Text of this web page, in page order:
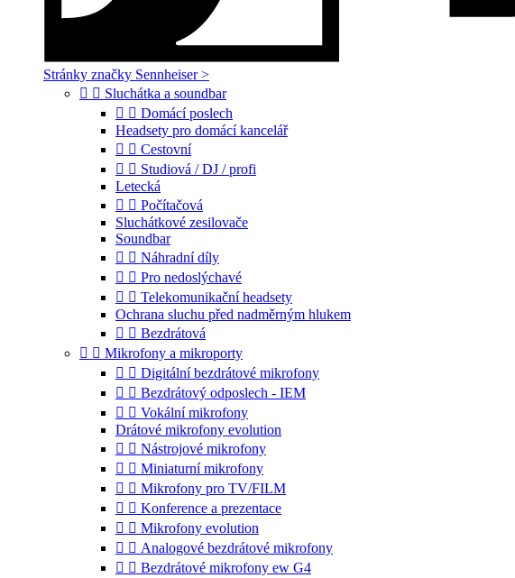
Stránky značky Sennheiser >
  Sluchátka a soundbar
  Domácí poslech
Headsety pro domácí kancelář
  Cestovní
  Studiová / DJ / profi
Letecká
  Počítačová
Sluchátkové zesilovače
Soundbar
  Náhradní díly
  Pro nedoslýchavé
  Telekomunikační headsety
Ochrana sluchu před nadměrným hlukem
  Bezdrátová
  Mikrofony a mikroporty
  Digitální bezdrátové mikrofony
  Bezdrátový odposlech - IEM
  Vokální mikrofony
Drátové mikrofony evolution
  Nástrojové mikrofony
  Miniaturní mikrofony
  Mikrofony pro TV/FILM
  Konference a prezentace
  Mikrofony evolution
  Analogové bezdrátové mikrofony
  Bezdrátové mikrofony ew G4